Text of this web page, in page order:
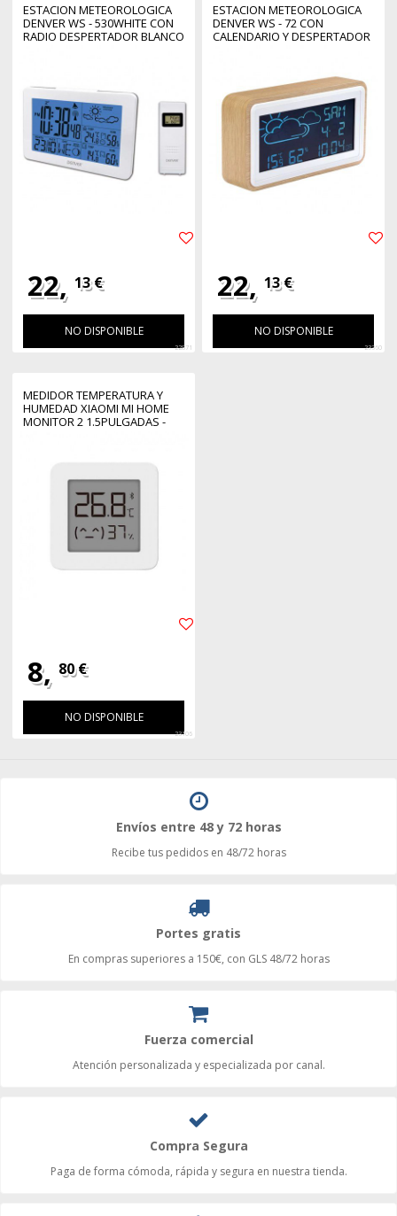
ESTACION METEOROLOGICA
DENVER WS - 530WHITE CON
RADIO DESPERTADOR BLANCO
22, 13 €
NO DISPONIBLE
22871
ESTACION METEOROLOGICA
DENVER WS - 72 CON
CALENDARIO Y DESPERTADOR
22, 13 €
NO DISPONIBLE
23360
MEDIDOR TEMPERATURA Y
HUMEDAD XIAOMI MI HOME
MONITOR 2 1.5PULGADAS -
8, 80 €
NO DISPONIBLE
23106
Envíos entre 48 y 72 horas
Recibe tus pedidos en 48/72 horas
Portes gratis
En compras superiores a 150€, con GLS 48/72 horas
Fuerza comercial
Atención personalizada y especializada por canal.
Compra Segura
Paga de forma cómoda, rápida y segura en nuestra tienda.